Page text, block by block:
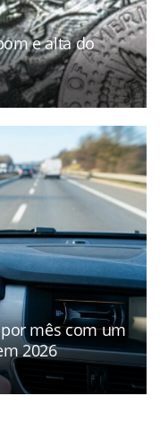
e alta do
mês com um
2026